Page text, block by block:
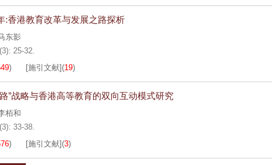
:香港教育改革与发展之路探析
东影
25-32.
) [施引文献](19)
”战略与香港高等教育的双向互动模式研究
栢和
33-38.
) [施引文献](3)